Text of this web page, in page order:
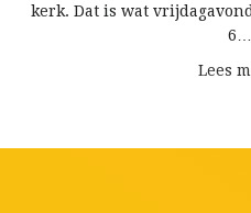
kerk. Dat is wat
Lees